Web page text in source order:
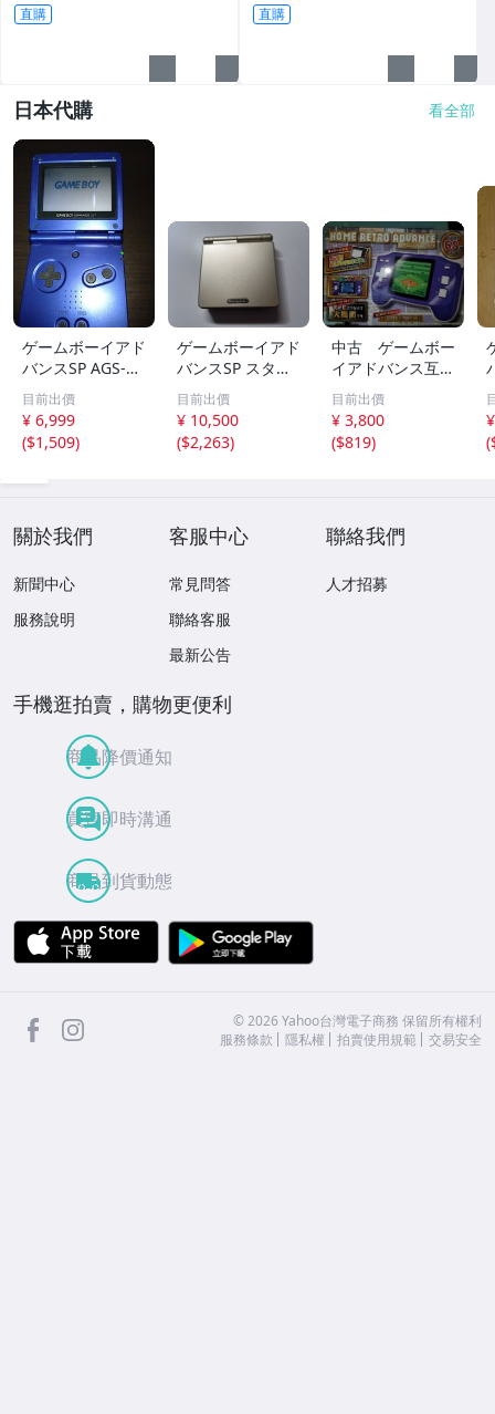
直購 直購
日本代購 看全部
ゲームボーイアド
バンスSP AGS-00
1 任天堂 Ninten
do ADVANCE 現
状品
目前出價
¥ 6,999
($1,509)
ゲームボーイアド
バンスSP スター
ライトゴールド
目前出價
¥ 10,500
($2,263)
中古 ゲームボー
イアドバンス互換
機 ホームレトロ
アドバンス 起動
数回程度
目前出價
¥ 3,800
($819)
(
關於我們
新聞中心
服務說明
客服中心
常見問答
聯絡客服
最新公告
聯絡我們
人才招募
手機逛拍賣，購物更便利
商品降價通知
買賣即時溝通
商品到貨動態
APP Store
facebook ©2026 Yahoo台灣電子商務 保留所有權利
服務條款
隱私權 拍賣使用規範 交易安全